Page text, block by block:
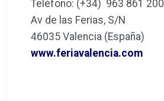
Teléfono: (+34) 963 861 200
Av de las Ferias, S/N
46035 Valencia (España)
www.feriavalencia.com